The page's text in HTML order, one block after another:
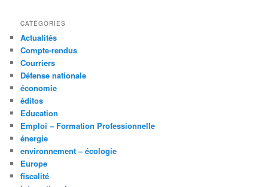
CATÉGORIES
Actualités
Compte-rendus
Courriers
Défense nationale
économie
éditos
Education
Emploi – Formation Professionnelle
énergie
environnement – écologie
Europe
fiscalité